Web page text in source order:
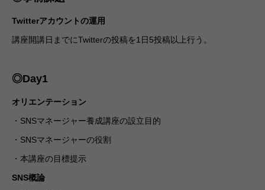
Twitterアカウントの運用
講座開講日までにTwitterの投稿を1日5投稿以上行う。
◎Day1
オリエンテーション
・SNSマネージャー養成講座の設立目的
・SNSマネージャーの役割
・本講座の目標提示
SNS概論